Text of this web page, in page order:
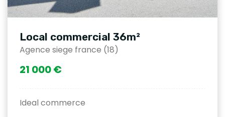
Local commercial 36m²
Agence siege france (18)
21 000 €
Ideal commerce